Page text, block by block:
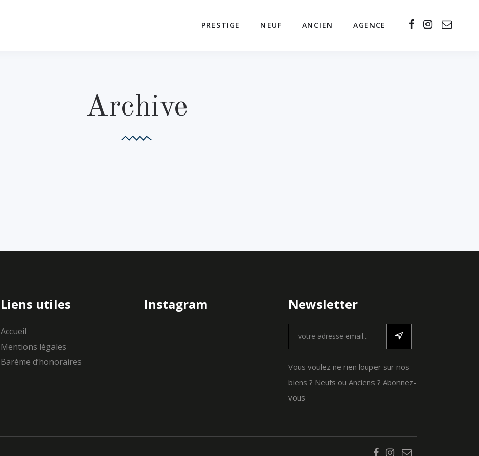
PRESTIGE NEUF ANCIEN AGENCE
Archive
Liens utiles
Accueil
Mentions légales
Barème d’honoraires
Instagram Newsletter
Vous voulez ne rien louper sur nos
biens ? Neufs ou Anciens ? Abonnez-
vous